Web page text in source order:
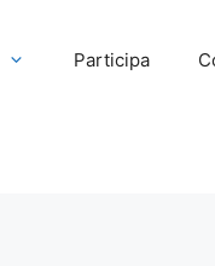
Participa